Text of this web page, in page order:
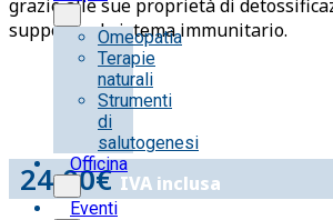
Omeopatia
Terapie
naturali
Strumenti
di
salutogenesi
Officina
Eventi
grazie alle sue proprietà di
supporto al sistema immunitario.
24.00€ IVA inclusa